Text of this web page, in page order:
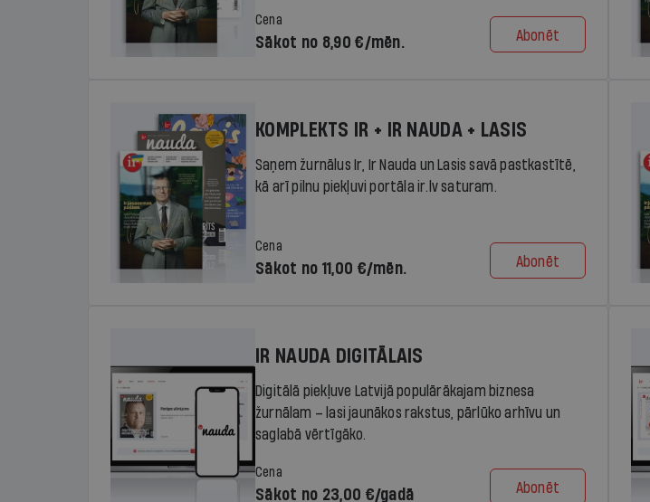
Cena
Sākot no 8,90 €/mēn. Abonēt
KOMPLEKTS IR + IR NAUDA + LASIS
Saņem žurnālus Ir, Ir Nauda un Lasis savā pastkastītē,
kā arī pilnu piekļuvi portāla ir.lv saturam.
Cena
Sākot no 11,00 €/mēn. Abonēt
IR NAUDA DIGITĀLAIS
Digitālā piekļuve Latvijā populārākajam biznesa
žurnālam – lasi jaunākos rakstus, pārlūko arhīvu un
saglabā vērtīgāko.
Cena
Sākot no 23,00 €/gadā Abonēt